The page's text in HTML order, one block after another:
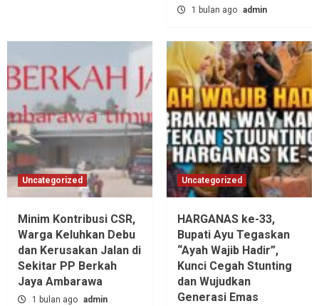
1 bulan ago admin
Uncategorized
Minim Kontribusi CSR,
Warga Keluhkan Debu
dan Kerusakan Jalan di
Sekitar PP Berkah
Jaya Ambarawa‎
1 bulan ago admin
Uncategorized
HARGANAS ke-33,
Bupati Ayu Tegaskan
“Ayah Wajib Hadir”,
Kunci Cegah Stunting
dan Wujudkan
Generasi Emas